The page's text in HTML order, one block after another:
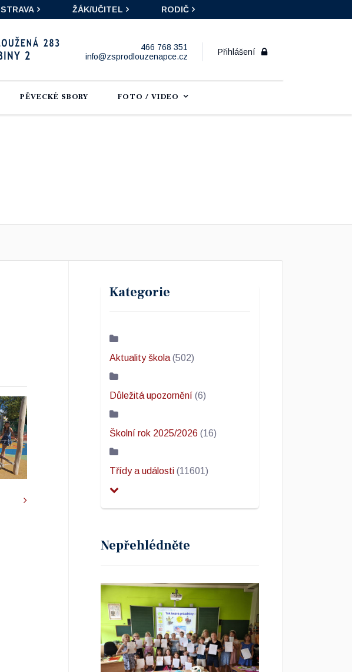
STRAVA ŽÁK/UČITEL RODIČ
Přihlášení
466 768 351
info@zsprodlouzenapce.cz
PĚVECKÉ SBORY FOTO / VIDEO
Kategorie
Aktuality škola (502)
Důležitá upozornění (6)
Školní rok 2025/2026 (16)
Třídy a události (11601)
Nepřehlédněte